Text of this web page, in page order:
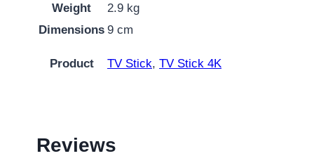
Weight
2.9 kg
Dimensions 9 cm
Product TV Stick, TV Stick 4K
Reviews